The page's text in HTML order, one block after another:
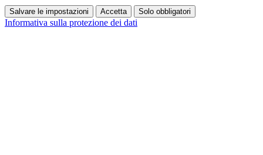
Salvare le impostazioni Accetta Solo obbligatori
Informativa sulla protezione dei dati